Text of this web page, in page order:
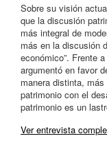
Sobre su visión
que la discusión
más integral de
más en la discusión
económico”. Frente
argumentó en favor
manera distinta,
patrimonio con el
patrimonio es un
Ver entrevista